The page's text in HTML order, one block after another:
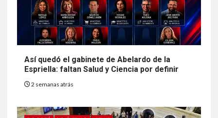
Así quedó el gabinete de Abelardo de la
Espriella: faltan Salud y Ciencia por definir
2 semanas atrás